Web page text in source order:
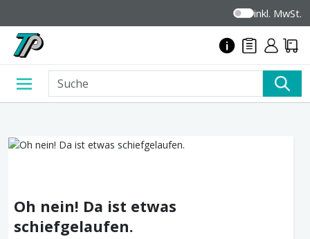
inkl. MwSt.
Oh nein! Da ist etwas
schiefgelaufen.